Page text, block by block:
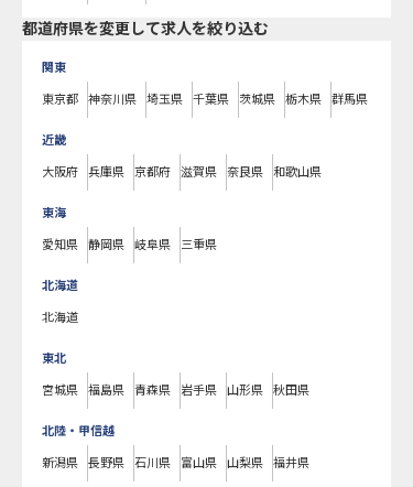
都道府県を変更して求人を絞り込む
関東
東京都 神奈川県 埼玉県 千葉県 茨城県 栃木県 群馬県
近畿
大阪府 兵庫県 京都府 滋賀県 奈良県 和歌山県
東海
愛知県 静岡県 岐阜県 三重県
北海道
北海道
東北
宮城県 福島県 青森県 岩手県 山形県 秋田県
北陸・甲信越
新潟県 長野県 石川県 富山県 山梨県 福井県